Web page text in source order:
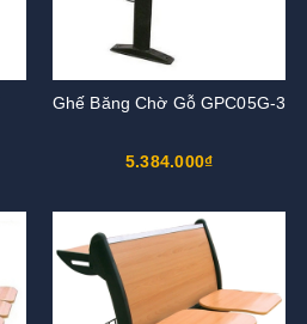
Ghế Băng Chờ Gỗ GPC05G-3
5.384.000₫